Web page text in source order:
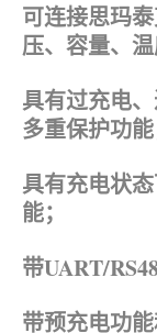
可连接思玛
压、容量、
具有过充电
多重保护功能
具有充电状
能；
带UART/
带预充电功能